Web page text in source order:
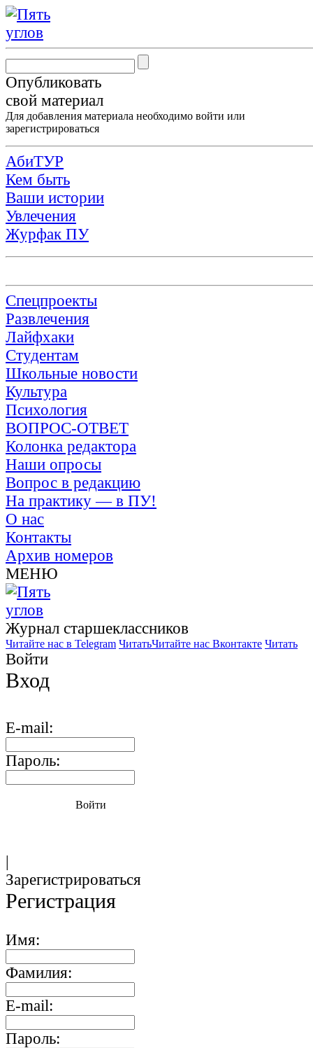
Опубликовать
свой материал
Для добавления материала необходимо войти или
зарегистрироваться
АбиТУР
Кем быть
Ваши истории
Увлечения
Журфак ПУ
Спецпроекты
Развлечения
Лайфхаки
Студентам
Школьные новости
Культура
Психология
ВОПРОС-ОТВЕТ
Колонка редактора
Наши опросы
Вопрос в редакцию
На практику — в ПУ!
О нас
Контакты
Архив номеров
МЕНЮ
Журнал старшекласcников
Читайте нас в Telegram ЧитатьЧитайте нас Вконтакте Читать
Войти
Вход
E-mail:
Пароль:
Войти
|
Зарегистрироваться
Регистрация
Имя:
Фамилия:
E-mail:
Пароль: